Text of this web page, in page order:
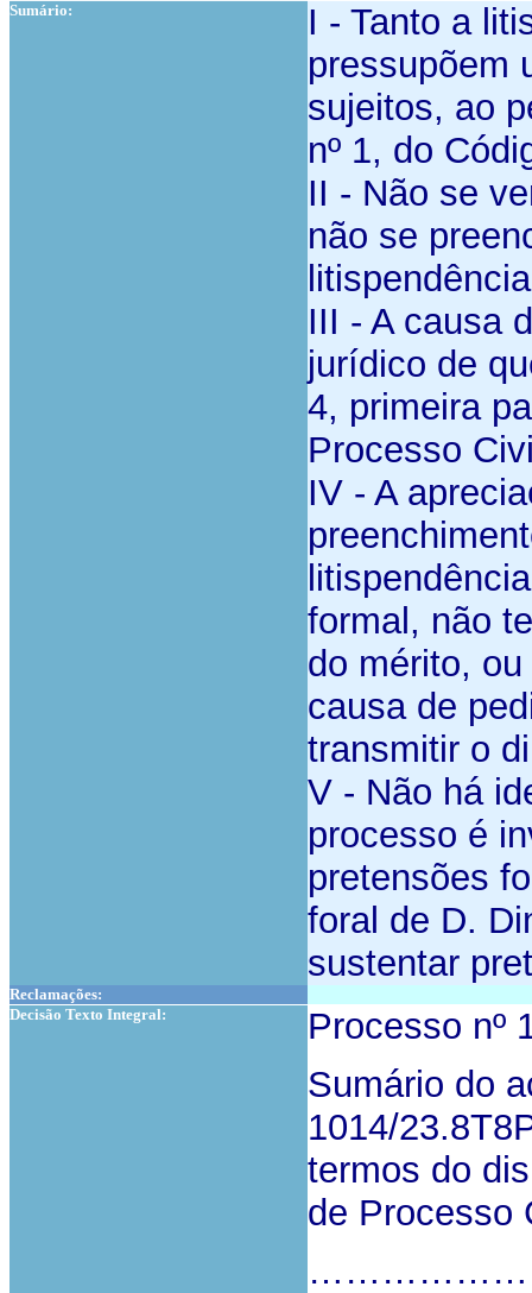
Sumário:
I - Tanto a
pressupõem
sujeitos, ao
nº 1, do
II - Não se
não se
III - A causa
jurídico de
4, primeira
Processo
IV - A
formal, não
do mérito,
causa de
transmitir o
V - Não há
processo é
pretensões
foral de D.
sustentar
Reclamações:
Decisão Texto Integral:
Processo nº
Sumário do
1014/
termos do
de Processo